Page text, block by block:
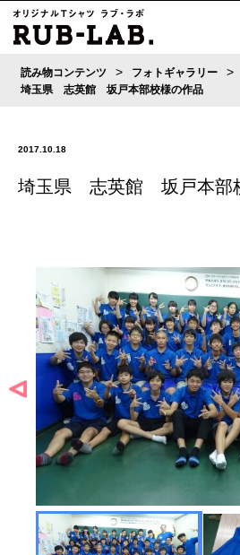
読み物コンテンツ > フォトギャラリー >
埼玉県 志英館 坂戸本部校様の作品
2017.10.18
埼玉県 志英館 坂戸本部